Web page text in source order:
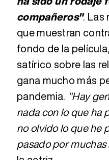
compañeros". Las
que muestran
fondo de la
satírico sobre las
gana mucho más
pandemia. "Hay
nada con lo que ha
no olvido lo que he
pasado por